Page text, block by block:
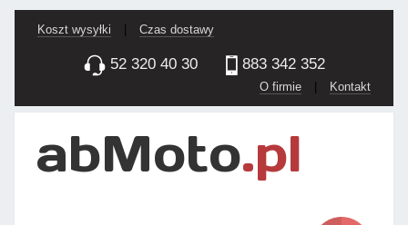
Koszt wysyłki Czas dostawy
52 320 40 30 883 342 352
O firmie | Kontakt